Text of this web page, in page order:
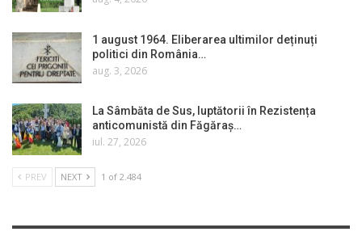
1 august 1964. Eliberarea ultimilor deținuți
politici din România…
aug. 3, 2026
La Sâmbăta de Sus, luptătorii în Rezistența
anticomunistă din Făgăraș…
iul. 27, 2026
PREV NEXT 1 of 2.484